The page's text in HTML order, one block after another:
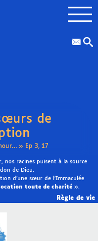
de
» Ep 3, 17
Règle de vie
nos racines puisent à la source
de Dieu.
d’une sœur de l’Immaculée
toute de charité».